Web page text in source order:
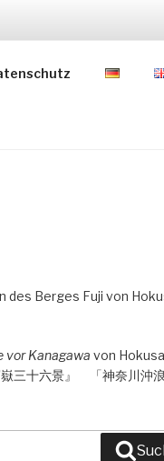
vor Kanagawa von
三十六景』 「神奈川沖浪